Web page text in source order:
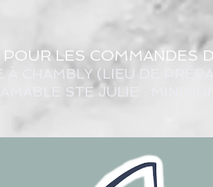
LES COMMANDES
CHAMBLY (LIEU DE
STE JULIE :